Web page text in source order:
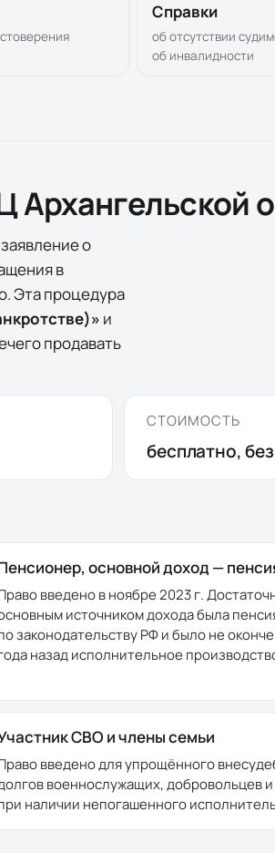
Справки
об отсутствии
об инвалидности
Архангельской
о
в
Эта процедура
и
продавать
СТОИМОСТЬ
бесплатно,
основной доход —
введено в ноябре 2023 г.
источником дохода была
законодательству РФ и было не
назад исполнительное
СВО и члены семьи
введено для упрощённого
военнослужащих, добровольцев
наличии непогашенного